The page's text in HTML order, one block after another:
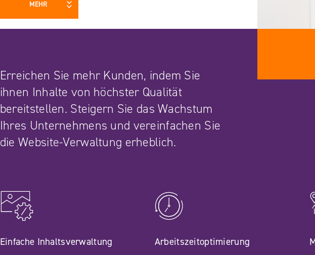
MEHR
Erreichen Sie mehr Kunden, indem Sie
ihnen Inhalte von höchster Qualität
bereitstellen. Steigern Sie das Wachstum
Ihres Unternehmens und vereinfachen Sie
die Website-Verwaltung erheblich.
Einfache Inhaltsverwaltung Arbeitszeitoptimierung